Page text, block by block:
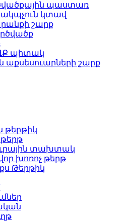
պաստառ
կտավ
շարք
պիտակ
աքսեսուարների շարք
թերթիկ
թերթ
տախտակ
խոռոչ թերթ
Թերթիկ